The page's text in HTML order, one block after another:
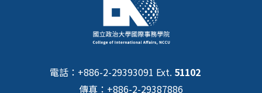
電話：+886-2-29393091 Ext. 51102
傳真：+886-2-29387886